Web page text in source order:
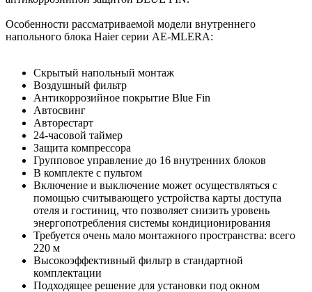
Особенности рассматриваемой модели внутреннего
напольного блока Haier серии AE-MLERA:
Скрытый напольный монтаж
Воздушный фильтр
Антикоррозийное покрытие Blue Fin
Автосвинг
Авторестарт
24-часовой таймер
Защита компрессора
Групповое управление до 16 внутренних блоков
В комплекте с пультом
Включение и выключение может осуществляться с
помощью считывающего устройства карты доступа
отеля и гостиниц, что позволяет снизить уровень
энергопотребления системы кондиционирования
Требуется очень мало монтажного пространства: всего
220 м
Высокоэффективный фильтр в стандартной
комплектации
Подходящее решение для установки под окном